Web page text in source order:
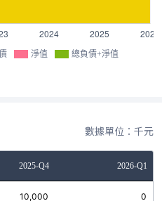
淨值 總負債+淨值
數據單位：千元
2025-Q4 2026-Q1
10,000 0